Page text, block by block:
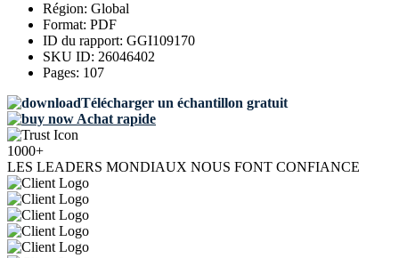
Région: Global
Format: PDF
ID du rapport: GGI109170
SKU ID: 26046402
Pages: 107
Télécharger un échantillon gratuit
Achat rapide
1000+
LES LEADERS MONDIAUX NOUS FONT CONFIANCE